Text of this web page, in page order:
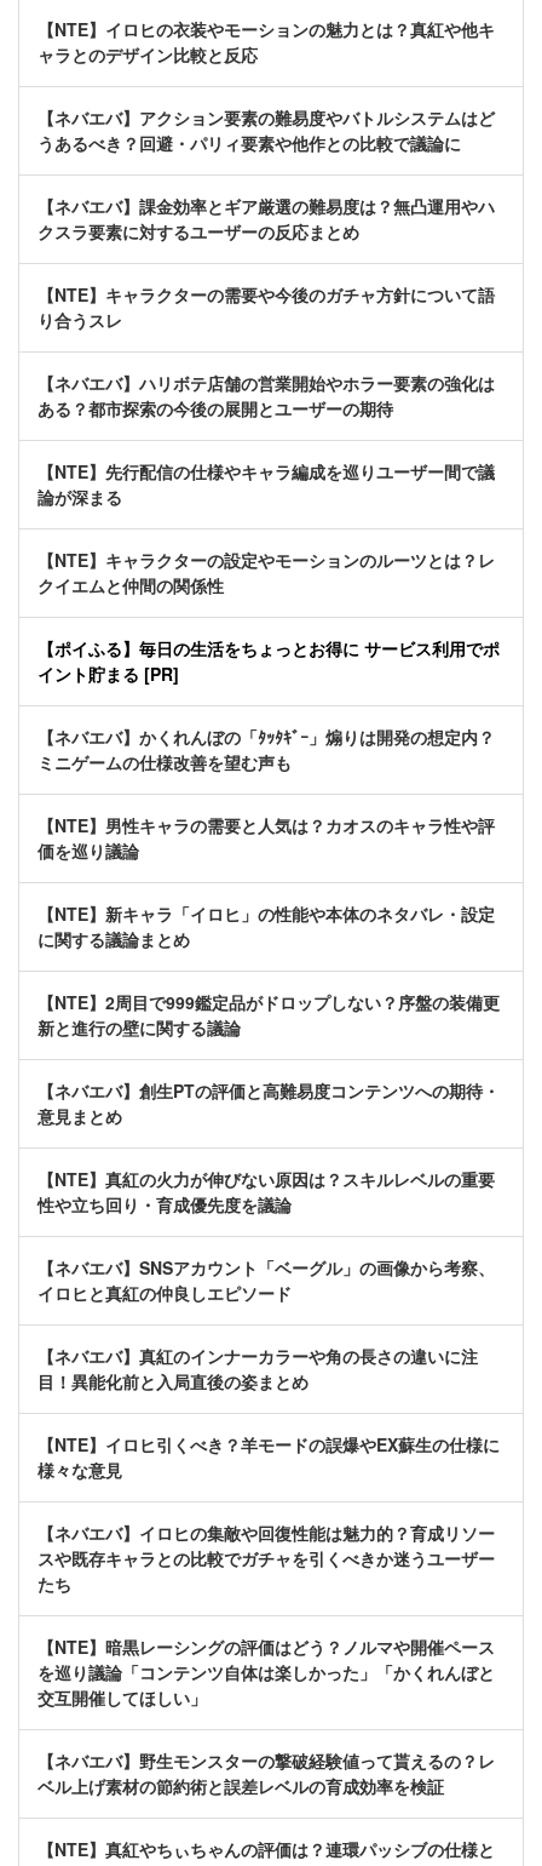
【NTE】イロヒの衣装やモーションの魅力とは？真紅や他キ
ャラとのデザイン比較と反応
【ネバエバ】アクション要素の難易度やバトルシステムはど
うあるべき？回避・パリィ要素や他作との比較で議論に
【ネバエバ】課金効率とギア厳選の難易度は？無凸運用やハ
クスラ要素に対するユーザーの反応まとめ
【NTE】キャラクターの需要や今後のガチャ方針について語
り合うスレ
【ネバエバ】ハリボテ店舗の営業開始やホラー要素の強化は
ある？都市探索の今後の展開とユーザーの期待
【NTE】先行配信の仕様やキャラ編成を巡りユーザー間で議
論が深まる
【NTE】キャラクターの設定やモーションのルーツとは？レ
クイエムと仲間の関係性
【ポイふる】毎日の生活をちょっとお得に サービス利用でポ
イント貯まる [PR]
【ネバエバ】かくれんぼの「ﾀｯﾀｷﾞｰ」煽りは開発の想定内？
ミニゲームの仕様改善を望む声も
【NTE】男性キャラの需要と人気は？カオスのキャラ性や評
価を巡り議論
【NTE】新キャラ「イロヒ」の性能や本体のネタバレ・設定
に関する議論まとめ
【NTE】2周目で999鑑定品がドロップしない？序盤の装備更
新と進行の壁に関する議論
【ネバエバ】創生PTの評価と高難易度コンテンツへの期待・
意見まとめ
【NTE】真紅の火力が伸びない原因は？スキルレベルの重要
性や立ち回り・育成優先度を議論
【ネバエバ】SNSアカウント「ベーグル」の画像から考察、
イロヒと真紅の仲良しエピソード
【ネバエバ】真紅のインナーカラーや角の長さの違いに注
目！異能化前と入局直後の姿まとめ
【NTE】イロヒ引くべき？羊モードの誤爆やEX蘇生の仕様に
様々な意見
【ネバエバ】イロヒの集敵や回復性能は魅力的？育成リソー
スや既存キャラとの比較でガチャを引くべきか迷うユーザー
たち
【NTE】暗黒レーシングの評価はどう？ノルマや開催ペース
を巡り議論「コンテンツ自体は楽しかった」「かくれんぼと
交互開催してほしい」
【ネバエバ】野生モンスターの撃破経験値って貰えるの？レ
ベル上げ素材の節約術と誤差レベルの育成効率を検証
【NTE】真紅やちぃちゃんの評価は？連環パッシブの仕様と